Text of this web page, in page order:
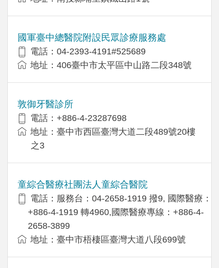
國軍臺中總醫院附設民眾診療服務處
電話：04-2393-4191#525689
地址：406臺中市太平區中山路二段348號
敦御牙醫診所
電話：+886-4-23287698
地址：臺中市西區臺灣大道二段489號20樓
之3
童綜合醫療社團法人童綜合醫院
電話：服務台：04-2658-1919 撥9, 國際醫療：
+886-4-1919 轉4960,國際醫療專線：+886-4-
2658-3899
地址：臺中市梧棲區臺灣大道八段699號